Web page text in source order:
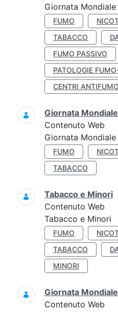
Giornata Mondiale
FUMO
TABACCO
FUMO PASSIVO
PATOLOGIE
CENTRI ANTIFUMO
Giornata
Contenuto Web
Giornata
FUMO
TABACCO
Tabacco e Minori
Contenuto Web
Tabacco e Minori
FUMO
TABACCO
MINORI
Giornata
Contenuto Web